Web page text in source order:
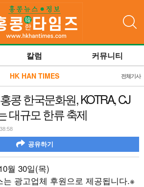
칼럼 커뮤니티
HK HAN TIMES 전체기사
콩 한국문화원, KOTRA, CJ
대규모 한류 축제
공유하기
월 30일(목)
광고업체 후원으로 제공됩니다.※